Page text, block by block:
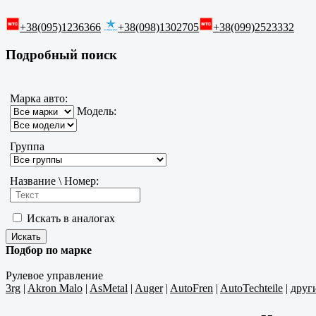
+38(095)1236366 +38(098)1302705 +38(099)2523332
Подробный поиск
Марка авто:
Модель:
Группа
Название \ Номер:
Искать в аналогах
Подбор по марке
Рулевое управление
3rg | Akron Malo | AsMetal | Auger| AutoFren | AutoTechteile |